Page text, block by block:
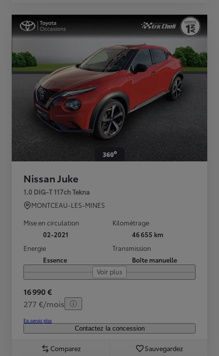
Nissan Juke
1.0 DIG-T 117ch Tekna
MONTCEAU-LES-MINES
Mise en circulation
02-2021
Kilométrage
46 655 km
Energie
Essence
Transmission
Boîte manuelle
Voir plus
16 990 €
277 €/mois
En savoir plus
Contactez la concession
Comparez Sauvegardez